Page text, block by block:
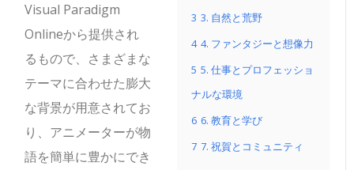
3 3. 自然と荒野
4 4. ファンタジーと想像力
5 5. 仕事とプロフェッショ
ナルな環境
6 6. 教育と学び
7 7. 祝賀とコミュニティ
Visual Paradigm
Onlineから提供され
るもので、さまざまな
テーマに合わせた膨大
な背景が用意されてお
り、アニメーターが物
語を簡単に豊かにでき